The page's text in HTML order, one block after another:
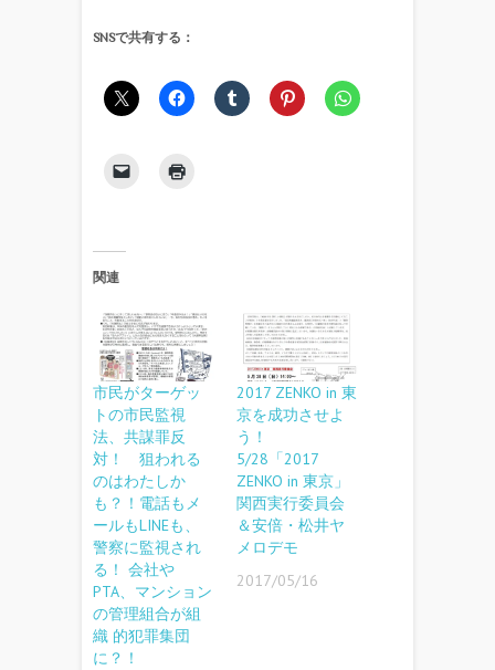
SNSで共有する：
関連
市民がターゲッ
トの市民監視
法、共謀罪反
対！ 狙われる
のはわたしか
も？！電話もメ
ールもLINEも、
警察に監視され
る！ 会社や
PTA、マンション
の管理組合が組
織 的犯罪集団
に？！
2017 ZENKO in 東
京を成功させよ
う！
5/28「2017
ZENKO in 東京」
関西実行委員会
＆安倍・松井ヤ
メロデモ
2017/05/16